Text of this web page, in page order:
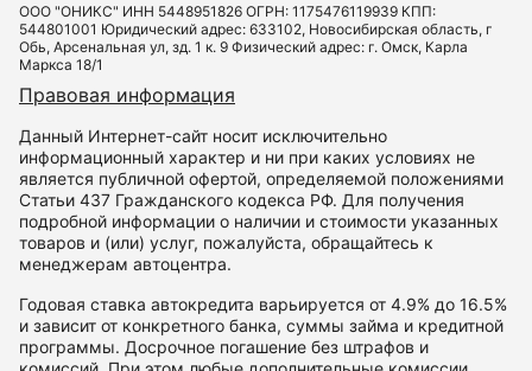
ООО "ОНИКС" ИНН 5448951826 ОГРН: 1175476119939 КПП:
544801001 Юридический адрес: 633102, Новосибирская область, г
Обь, Арсенальная ул, зд. 1 к. 9 Физический адрес: г. Омск, Карла
Маркса 18/1
Правовая информация
Данный Интернет-сайт носит исключительно
информационный характер и ни при каких условиях не
является публичной офертой, определяемой положениями
Статьи 437 Гражданского кодекса РФ. Для получения
подробной информации о наличии и стоимости указанных
товаров и (или) услуг, пожалуйста, обращайтесь к
менеджерам автоцентра.
Годовая ставка автокредита варьируется от 4.9% до 16.5%
и зависит от конкретного банка, суммы займа и кредитной
программы. Досрочное погашение без штрафов и